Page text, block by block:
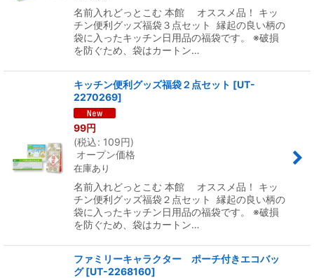
名前入れどっとこむ 本館 オススメ品！ キッ
チン便利グッズ福袋３点セット 縁起の良い柄の
袋に入ったキッチン日用品の福袋です。 ※破損
を防ぐため、袋はカートン…
キッチン便利グッズ福袋２点セット [UT-
2270269]
99円
(税込: 109円)
オープン価格
在庫あり
名前入れどっとこむ 本館 オススメ品！ キッ
チン便利グッズ福袋２点セット 縁起の良い柄の
袋に入ったキッチン日用品の福袋です。 ※破損
を防ぐため、袋はカートン…
ファミリーキャラクター ポーチ付きエコバッ
グ [UT-2268160]